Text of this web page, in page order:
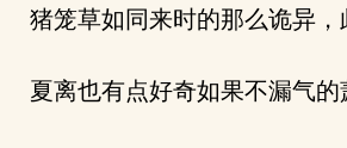
猪笼草如同来时的那么诡异，
夏离也有点好奇如果不漏气的